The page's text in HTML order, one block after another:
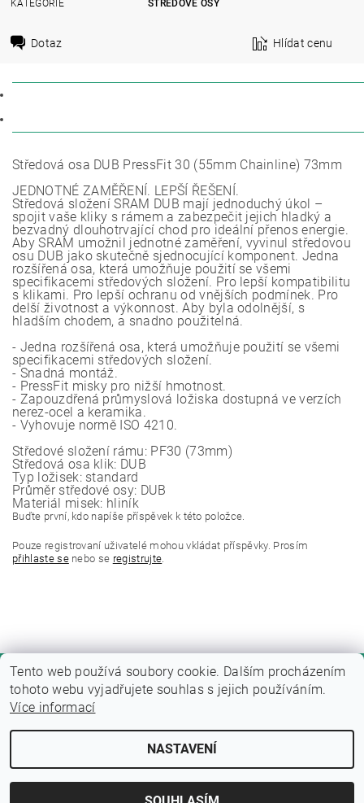
KATEGORIE
STŘEDOVÉ OSY
Dotaz Hlídat cenu
Středová osa DUB PressFit 30 (55mm Chainline) 73mm
JEDNOTNÉ ZAMĚŘENÍ. LEPŠÍ ŘEŠENÍ.
Středová složení SRAM DUB mají jednoduchý úkol –
spojit vaše kliky s rámem a zabezpečit jejich hladký a
bezvadný dlouhotrvající chod pro ideální přenos energie.
Aby SRAM umožnil jednotné zaměření, vyvinul středovou
osu DUB jako skutečně sjednocující komponent. Jedna
rozšířená osa, která umožňuje použití se všemi
specifikacemi středových složení. Pro lepší kompatibilitu
s klikami. Pro lepší ochranu od vnějších podmínek. Pro
delší životnost a výkonnost. Aby byla odolnější, s
hladším chodem, a snadno použitelná.
- Jedna rozšířená osa, která umožňuje použití se všemi
specifikacemi středových složení.
- Snadná montáž.
- PressFit misky pro nižší hmotnost.
- Zapouzdřená průmyslová ložiska dostupná ve verzích
nerez-ocel a keramika.
- Vyhovuje normě ISO 4210.
Středové složení rámu: PF30 (73mm)
Středová osa klik: DUB
Typ ložisek: standard
Průměr středové osy: DUB
Materiál misek: hliník
Buďte první, kdo napíše příspěvek k této položce.
Pouze registrovaní uživatelé mohou vkládat příspěvky. Prosím
přihlaste senebo se registrujte.
2026 © Fitness zone, všechna práva vyhrazenaUpravit nastavení cookies
Vytvořil Shoptet
Tento web používá soubory cookie. Dalším procházením
tohoto webu vyjadřujete souhlas s jejich používáním.
Více informací
NASTAVENÍ